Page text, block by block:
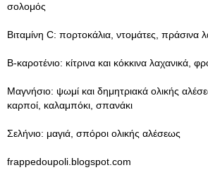
σολομός
Βιταμίνη C: πορτοκάλια, ντομάτες, πράσινα
Β-καροτένιο: κίτρινα και κόκκινα λαχανικά,
Μαγνήσιο: ψωμί και δημητριακά ολικής
καρποί, καλαμπόκι, σπανάκι
Σελήνιο: μαγιά, σπόροι ολικής αλέσεως
frappedoupoli.blogspot.com